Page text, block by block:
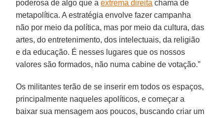
poderosa de algo que aextrema direita chama de
metapolítica. A estratégia envolve fazer campanha
não por meio da política, mas por meio da cultura, das
artes, do entretenimento, dos intelectuais, da religião
e da educação. É nesses lugares que os nossos
valores são formados, não numa cabine de votação.”
Os militantes terão de se inserir em todos os espaços,
principalmente naqueles apolíticos, e começar a
baixar sua mensagem aos poucos, buscando criar um